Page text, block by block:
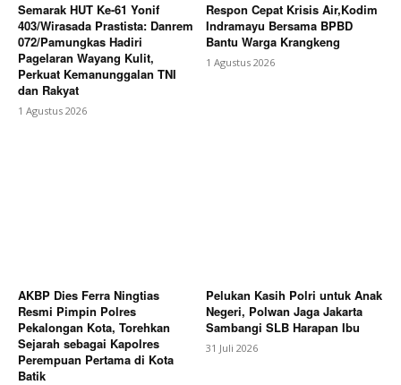
Semarak HUT Ke-61 Yonif
403/Wirasada Prastista: Danrem
072/Pamungkas Hadiri
Pagelaran Wayang Kulit,
Perkuat Kemanunggalan TNI
dan Rakyat
1 Agustus 2026
Respon Cepat Krisis Air,Kodim
Indramayu Bersama BPBD
Bantu Warga Krangkeng
1 Agustus 2026
AKBP Dies Ferra Ningtias
Resmi Pimpin Polres
Pekalongan Kota, Torehkan
Sejarah sebagai Kapolres
Perempuan Pertama di Kota
Batik
Pelukan Kasih Polri untuk Anak
Negeri, Polwan Jaga Jakarta
Sambangi SLB Harapan Ibu
31 Juli 2026